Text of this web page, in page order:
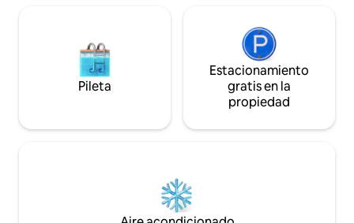
Pileta
Estacionamiento
gratis en la
propiedad